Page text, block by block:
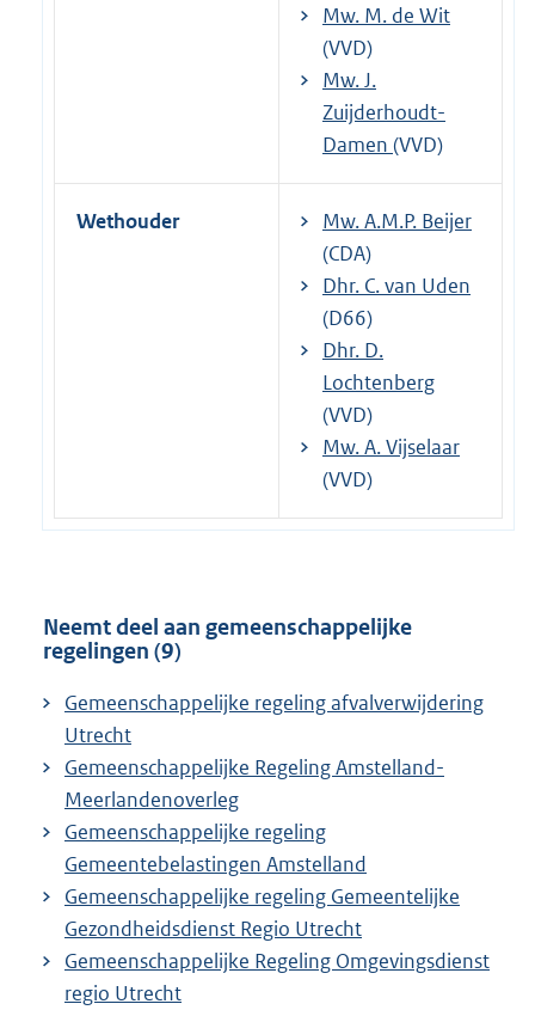
Mw. M. de Wit
(VVD)
Mw. J.
Zuijderhoudt-
Damen (VVD)
Wethouder
Mw. A.M.P. Beijer
(CDA)
Dhr. C. van Uden
(D66)
Dhr. D.
Lochtenberg
(VVD)
Mw. A. Vijselaar
(VVD)
Neemt deel aan gemeenschappelijke
regelingen (9)
Gemeenschappelijke regeling afvalverwijdering
Utrecht
Gemeenschappelijke Regeling Amstelland-
Meerlandenoverleg
Gemeenschappelijke regeling
Gemeentebelastingen Amstelland
Gemeenschappelijke regeling Gemeentelijke
Gezondheidsdienst Regio Utrecht
Gemeenschappelijke Regeling Omgevingsdienst
regio Utrecht